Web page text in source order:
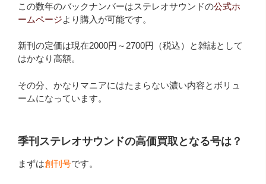
この数年のバックナンバーはステレオサウンドの公式ホ
ームページより購入が可能です。
新刊の定価は現在2000円～2700円（税込）と雑誌として
はかなり高額。
その分、かなりマニアにはたまらない濃い内容とボリュ
ームになっています。
季刊ステレオサウンドの高価買取となる号は？
まずは創刊号です。